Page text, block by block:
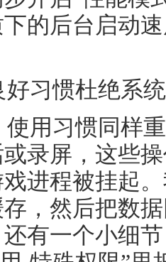
的后台启动
好习惯杜绝系
使用习惯同样
录屏，这些
进程被挂起
，然后把数
有一个小细